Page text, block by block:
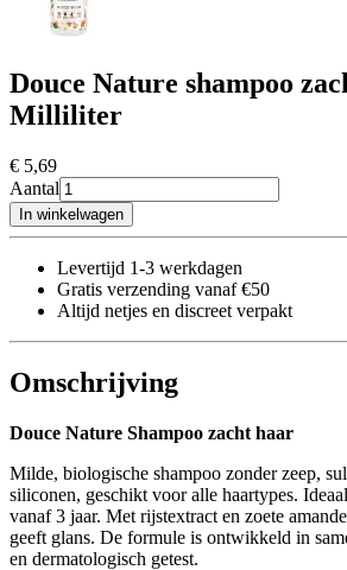
Douce Nature shampoo
Milliliter
€ 5,69
Aantal
In winkelwagen
Levertijd 1-3 werkdagen
Gratis verzending vanaf €50
Altijd netjes en discreet verpakt
Omschrijving
Douce Nature Shampoo zacht haar
Milde, biologische shampoo zonder zeep,
siliconen, geschikt voor alle haartypes.
vanaf 3 jaar. Met rijstextract en zoete
geeft glans. De formule is ontwikkeld in
en dermatologisch getest.